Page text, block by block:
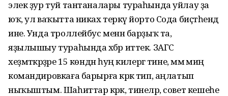
элек ҙур туй тантаналары тураһында уйлау ҙа
юҡ, ул ваҡытта никах теркәү йорто Сода биҫтәһендә
ине. Унда троллейбус менән барҙыҡ та,
яҙылышыу тураһында хәбәр иттек. ЗАГС
хеҙмәткәрҙәре 15 көндән һуң килергә тине, әммә миңә
командировкаға барырға кәрәк тип, аңлатып
ныҡыштым. Шаһиттар кәрәк, тинеләр, совет кешеһе